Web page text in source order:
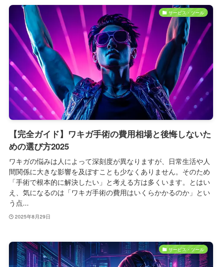
サービス・ツール
【完全ガイド】ワキガ手術の費用相場と後悔しないた
めの選び方2025
ワキガの悩みは人によって深刻度が異なりますが、日常生活や人
間関係に大きな影響を及ぼすことも少なくありません。そのため
「手術で根本的に解決したい」と考える方は多くいます。とはい
え、気になるのは「ワキガ手術の費用はいくらかかるのか」とい
う点...
2025年8月29日
サービス・ツール